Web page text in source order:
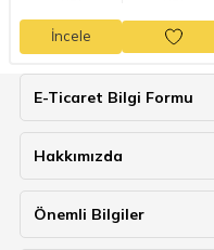
İncele
E-Ticaret Bilgi Formu
Hakkımızda
Önemli Bilgiler